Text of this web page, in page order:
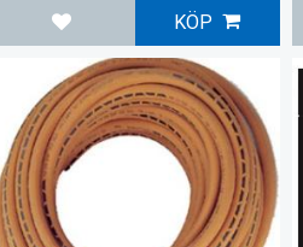
Lägg till i favoriter
KÖP